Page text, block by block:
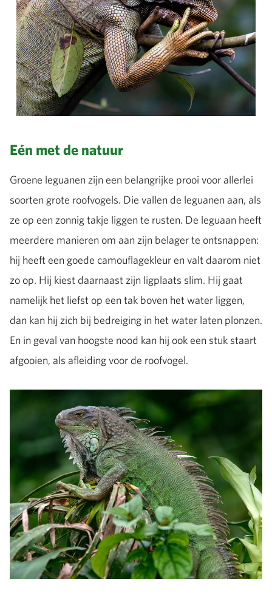
Eén met de natuur
Groene leguanen zijn een belangrijke prooi voor allerlei
soorten grote roofvogels. Die vallen de leguanen aan, als
ze op een zonnig takje liggen te rusten. De leguaan heeft
meerdere manieren om aan zijn belager te ontsnappen:
hij heeft een goede camouflagekleur en valt daarom niet
zo op. Hij kiest daarnaast zijn ligplaats slim. Hij gaat
namelijk het liefst op een tak boven het water liggen,
dan kan hij zich bij bedreiging in het water laten plonzen.
En in geval van hoogste nood kan hij ook een stuk staart
afgooien, als afleiding voor de roofvogel.